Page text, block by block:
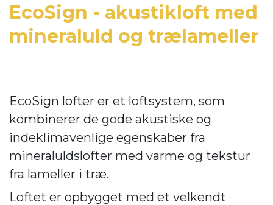
EcoSign - akustikloft med
mineraluld og trælameller
EcoSign lofter er et loftsystem, som
kombinerer de gode akustiske og
indeklimavenlige egenskaber fra
mineraluldslofter med varme og tekstur
fra lameller i træ.
Loftet er opbygget med et velkendt